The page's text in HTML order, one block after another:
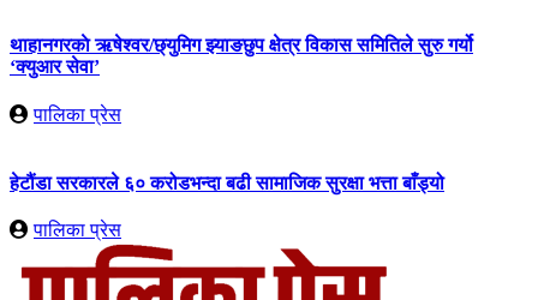
थाहानगरकाे ऋषेश्वर/छ्युमिग झ्याङछुप क्षेत्र विकास समितिले सुरु गर्यो
‘क्युआर सेवा’
पालिका प्रेस
हेटौंडा सरकारले ६० करोडभन्दा बढी सामाजिक सुरक्षा भत्ता बाँड्यो
पालिका प्रेस